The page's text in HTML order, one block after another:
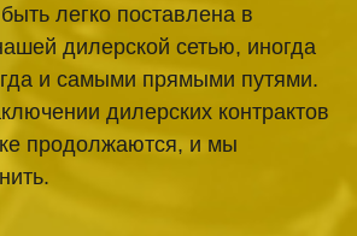
легко поставлена в
дилерской сетью, иногда
и самыми прямыми путями.
дилерских контрактов
продолжаются, и мы